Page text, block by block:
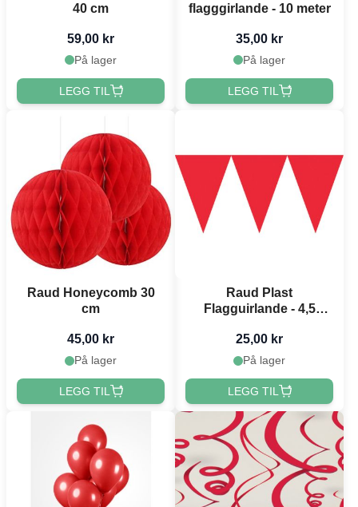
40 cm
59,00 kr
På lager
LEGG TIL
flagggirlande - 10 meter
35,00 kr
På lager
LEGG TIL
Raud Honeycomb 30
cm
45,00 kr
På lager
LEGG TIL
Raud Plast
Flagguirlande - 4,5
25,00 kr
På lager
LEGG TIL